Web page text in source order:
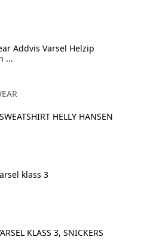
HELLY HANSEN
KLASS 3, SNICKERS